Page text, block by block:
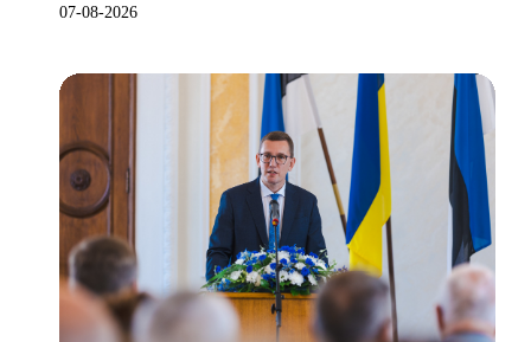
07-08-2026